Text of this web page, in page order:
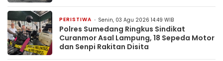
PERISTIWA Senin, 03 Agu 2026 14:49 WIB
Polres Sumedang Ringkus Sindikat
Curanmor Asal Lampung, 18 Sepeda Motor
dan Senpi Rakitan Disita